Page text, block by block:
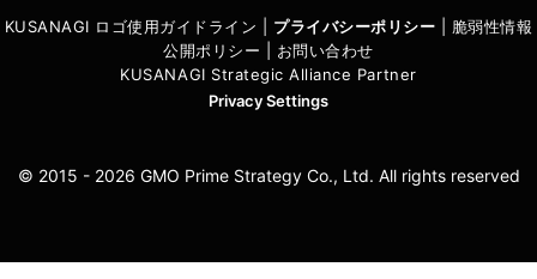
KUSANAGI ロゴ使用ガイドライン プライバシーポリシー
脆弱性情報
公開ポリシー
お問い合わせ
KUSANAGI Strategic Alliance Partner
Privacy Settings
© 2015 - 2026 GMO Prime Strategy Co., Ltd. All rights reserved